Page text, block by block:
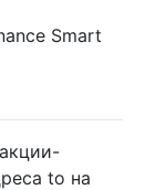
Smart
to на